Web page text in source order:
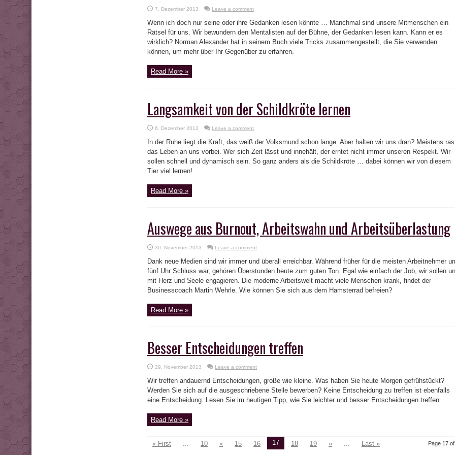
7. Dezember 2013 Leave a comment
Wenn ich doch nur seine oder ihre Gedanken lesen könnte … Manchmal sind unsere Mitmenschen ein
Rätsel für uns. Wir bewundern den Mentalisten auf der Bühne, der Gedanken lesen kann. Kann er es
wirklich? Norman Alexander hat in seinem Buch viele Tricks zusammengestellt, die Sie verwenden
können, um mehr über Ihr Gegenüber zu erfahren.
Read More »
Langsamkeit von der Schildkröte lernen
6. Dezember 2013 Leave a comment
In der Ruhe liegt die Kraft, das weiß der Volksmund schon lange. Aber halten wir uns dran? Meistens
das Leben an uns vorbei. Wer sich Zeit lässt und innehält, der erntet nicht immer unseren Respekt. Wir
sollen schnell und dynamisch sein. So ganz anders als die Schildkröte … dabei können wir von diesem
Tier viel lernen!
Read More »
Auswege aus Burnout, Arbeitswahn und Arbeitsüberlastung
30. November 2013 Leave a comment
Dank neue Medien sind wir immer und überall erreichbar. Während früher für die meisten Arbeitnehmer
fünf Uhr Schluss war, gehören Überstunden heute zum guten Ton. Egal wie einfach der Job, wir sollen
mit Herz und Seele engagieren. Die moderne Arbeitswelt macht viele Menschen krank, findet der
Businesscoach Martin Wehrle. Wie können Sie sich aus dem Hamsterrad befreien?
Read More »
Besser Entscheidungen treffen
29. November 2013 Leave a comment
Wir treffen andauernd Entscheidungen, große wie kleine. Was haben Sie heute Morgen gefrühstückt?
Werden Sie sich auf die ausgeschriebene Stelle bewerben? Keine Entscheidung zu treffen ist ebenfalls
eine Entscheidung. Lesen Sie im heutigen Tipp, wie Sie leichter und besser Entscheidungen treffen.
Read More »
Page 17
« First ... 10 « 15 16 17 18 19 » ... Last »